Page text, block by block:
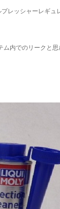
レッシャーレギュ
内でのリークと